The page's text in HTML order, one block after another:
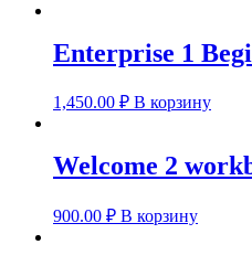
Enterprise 1
1,450.00 ₽ В корзину
Welcome 2
900.00 ₽ В корзину